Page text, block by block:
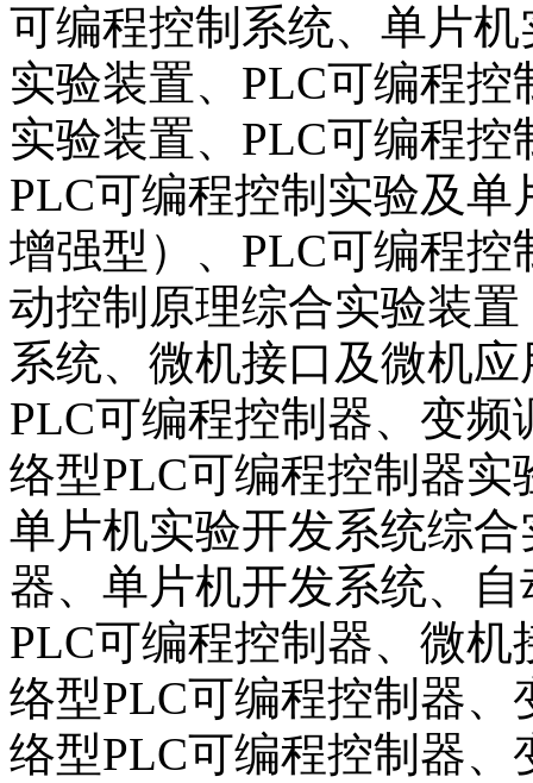
可编程控制系统、单片
实验装置、PLC可编程
实验装置、PLC可编程
PLC可编程控制实验及
增强型）、PLC可编程
动控制原理综合实验装
系统、微机接口及微机
PLC可编程控制器、变
络型PLC可编程控制器
单片机实验开发系统综
器、单片机开发系统、
PLC可编程控制器、微
络型PLC可编程控制器
络型PLC可编程控制器